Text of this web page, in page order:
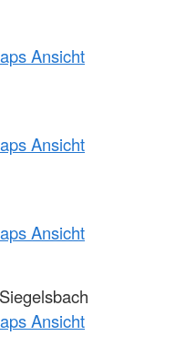
Ansicht
Ansicht
Ansicht
Ansicht